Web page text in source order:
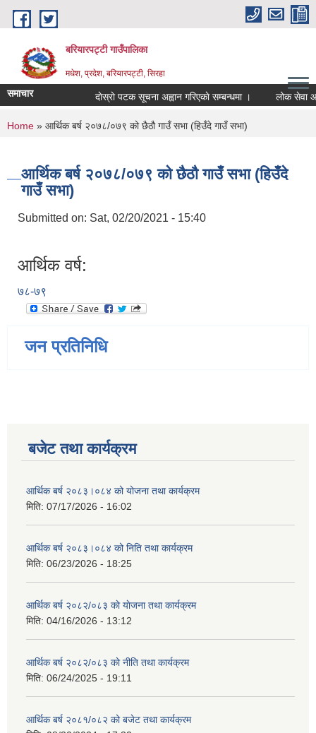
Skip to main content
बरियारपट्टी गाउँपालिका
मधेश, प्रदेश, बरियारपट्टी, सिरहा
समाचार दाेस्राे पटक सूचना अह्वान गरिएकाे सम्बन्धमा । लोक सेवा
You are here
Home » आर्थिक बर्ष २०७८/०७९ को छैठौ गाउँ सभा (हिउँदे गाउँ सभा)
आर्थिक बर्ष २०७८/०७९ को छैठौ गाउँ सभा (हिउँदे
गाउँ सभा)
Submitted on: Sat, 02/20/2021 - 15:40
आर्थिक वर्ष:
७८-७९
जन प्रतिनिधि
बजेट तथा कार्यक्रम
आर्थिक बर्ष २०८३।०८४ को योजना तथा कार्यक्रम
मिति: 07/17/2026 - 16:02
आर्थिक बर्ष २०८३।०८४ को निति तथा कार्यक्रम
मिति: 06/23/2026 - 18:25
आर्थिक बर्ष २०८२/०८३ काे याेजना तथा कार्यक्रम
मिति: 04/16/2026 - 13:12
आर्थिक बर्ष २०८२/०८३ काे नीति तथा कार्यक्रम
मिति: 06/24/2025 - 19:11
आर्थिक बर्ष २०८१/०८२ को बजेट तथा कार्यक्रम